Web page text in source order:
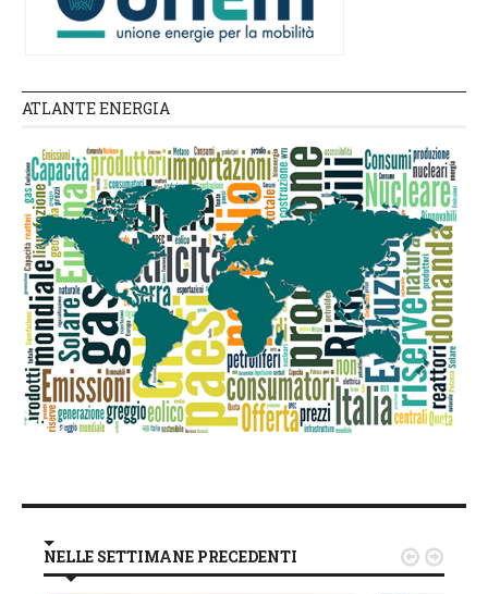
ATLANTE ENERGIA
NELLE SETTIMANE PRECEDENTI  